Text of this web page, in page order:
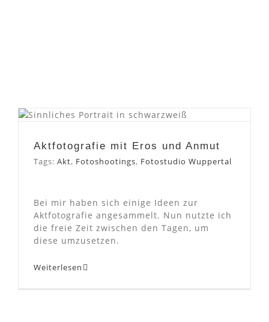
Aktfotografie mit Eros und Anmut
Tags: Akt, Fotoshootings, Fotostudio Wuppertal
Bei mir haben sich einige Ideen zur
Aktfotografie angesammelt. Nun nutzte ich
die freie Zeit zwischen den Tagen, um
diese umzusetzen.
Weiterlesen